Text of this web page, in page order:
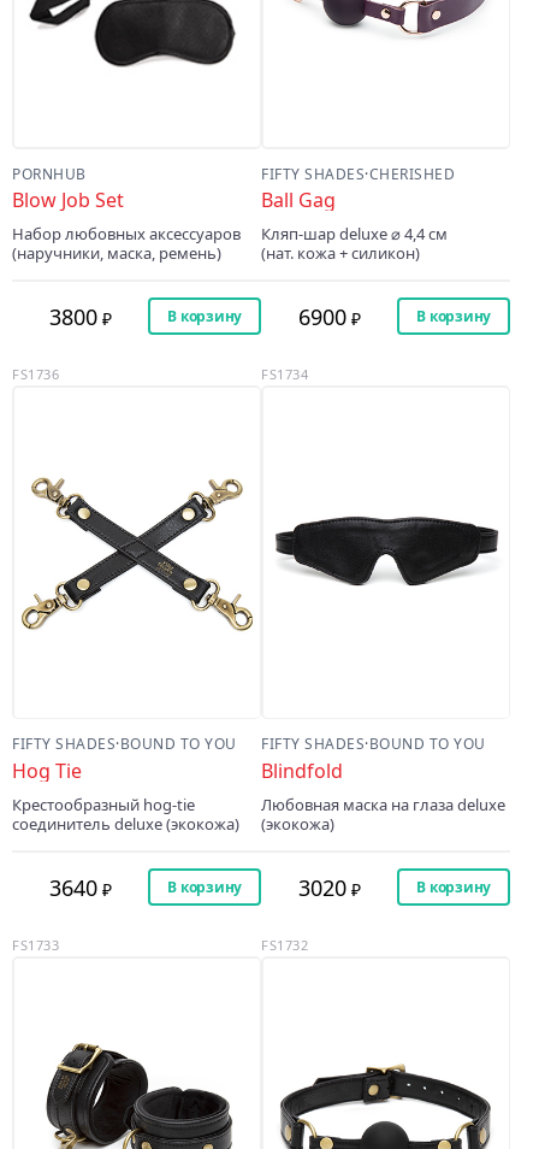
PORNHUB
Blow Job Set
Набор любовных аксессуаров
(наручники, маска, ремень)
3800 В корзину
FIFTY SHADES·CHERISHED
Ball Gag
Кляп-шар deluxe ⌀ 4,4 cм
(нат. кожа + силикон)
6900 В корзину
FIFTY SHADES·BOUND TO YOU
Hog Tie
Крестообразный hog‑tie
соединитель deluxe (экокожа)
FS1736
3640 В корзину
FIFTY SHADES·BOUND TO YOU
Blindfold
Любовная маска на глаза deluxe
(экокожа)
FS1734
3020 В корзину
FS1733 FS1732